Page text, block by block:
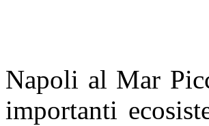
Napoli al Mar
importanti